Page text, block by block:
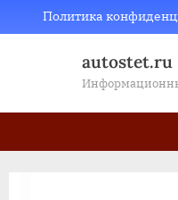
to
Политика
autostet.ru